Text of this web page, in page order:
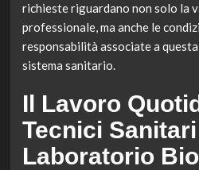
richieste riguardano non solo la
professionale, ma anche le
responsabilità associate a
sistema sanitario.
Il Lavoro
Tecnici
Laboratorio